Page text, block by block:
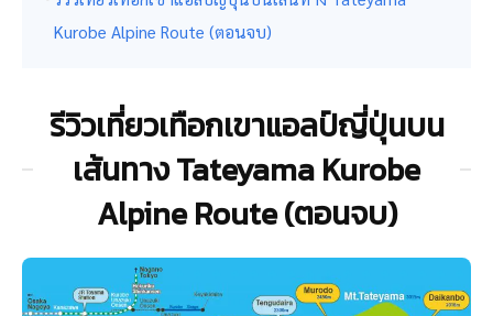
Kurobe Alpine Route (ตอนจบ)
รีวิวเที่ยวเทือกเขาแอลป์ญี่ปุ่นบน
เส้นทาง Tateyama Kurobe
Alpine Route (ตอนจบ)